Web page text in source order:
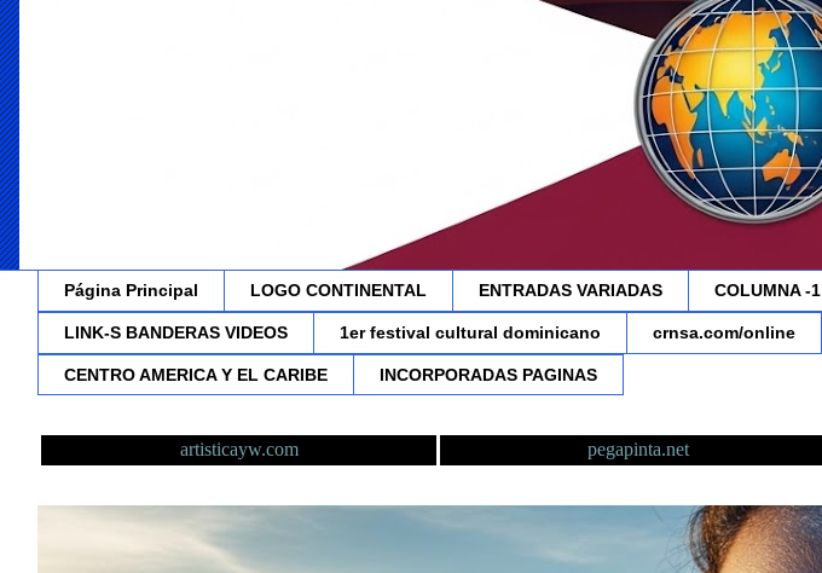
Página Principal LOGO CONTINENTAL ENTRADAS VARIADAS COLUMNA -1
LINK-S BANDERAS VIDEOS 1er festival cultural dominicano crnsa.com/online
CENTRO AMERICA Y EL CARIBE INCORPORADAS PAGINAS
artisticayw.com pegapinta.net